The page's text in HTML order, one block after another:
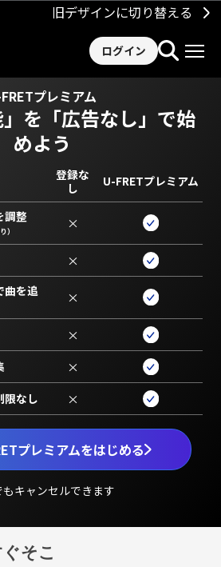
旧デザインに切り替える
ログイン
プレミアム
」を 「広告なし」で始
めよう
プレミアムをはじめる
もキャンセルできます
登録な
し
U-FRETプレミアム
調整
） ×
×
曲を追
×
×
×
限なし ×
そこ